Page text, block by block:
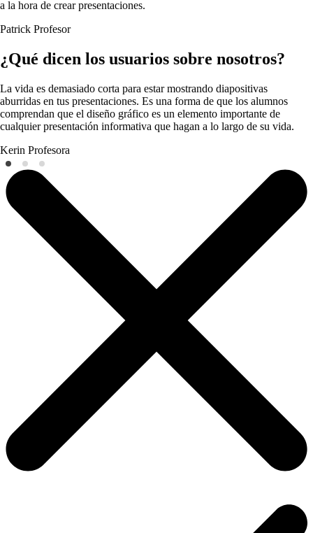
a la hora de crear presentaciones.
Patrick Profesor
¿Qué dicen los usuarios sobre nosotros?
La vida es demasiado corta para estar mostrando diapositivas
aburridas en tus presentaciones. Es una forma de que los alumnos
comprendan que el diseño gráfico es un elemento importante de
cualquier presentación informativa que hagan a lo largo de su vida.
Kerin Profesora